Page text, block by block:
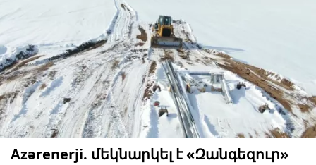
Azərenerji. մեկնարկել է «Զանգեզուր»